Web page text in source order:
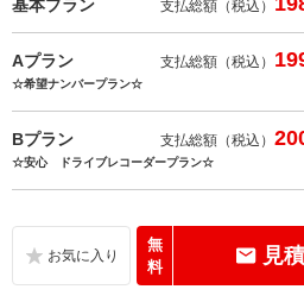
基本プラン 支払総額（税込）
Aプラン 支払総額（税込）
☆希望ナンバープラン☆
Bプラン 支払総額（税込）
☆安心 ドライブレコーダープラン☆
無
料
見